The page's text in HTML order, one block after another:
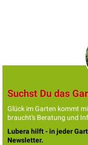
Suchst Du das
Glück im Garten kommt
braucht's Beratung und
Lubera hilft - in jeder
Newsletter.